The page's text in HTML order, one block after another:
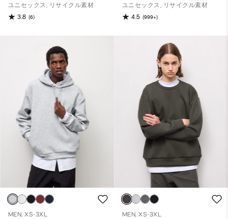
ユニセックス, リサイクル素材
3.8 (6)
ユニセックス, リサイクル素材
4.5 (999+)
MEN, XS-3XL
MEN, XS-3XL